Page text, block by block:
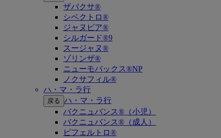
ザバクサ®
シベクトロ®
ジャヌビア®
シルガード®9
スージャヌ®
ゾリンザ®
ニューモバックス®NP
ノクサフィル®
ハ・マ・ラ行
戻る ハ・マ・ラ行
バクニュバンス®（小児）
バクニュバンス®（成人）
ピフェルトロ®